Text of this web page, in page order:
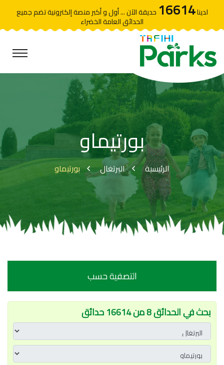
لدينا16614 حديقة الآن ... أول و أكبر منصة إلكترونية تضم جميع
الحدائق العامة الخضراء
بورتيماو
الرئيسية البرتغال بورتيماو
التصفية حسب
بحث في الحدائق 8 من 16614 حدائق